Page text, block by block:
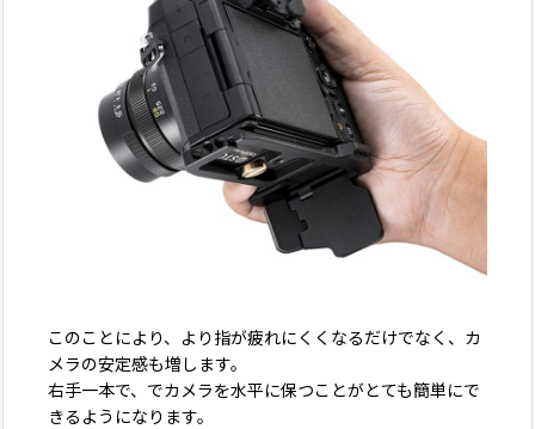
このことにより、より指が疲れにくくなるだけでなく、カ
メラの安定感も増します。
右手一本で、でカメラを水平に保つことがとても簡単にで
きるようになります。